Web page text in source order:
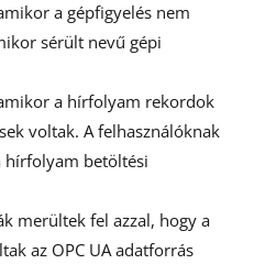
a gépfigyelés nem
sérült nevű gépi
a hírfolyam rekordok
voltak. A felhasználóknak
hírfolyam betöltési
merültek fel azzal, hogy a
az OPC UA adatforrás